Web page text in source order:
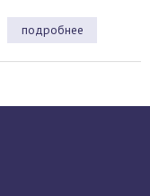
подробнее